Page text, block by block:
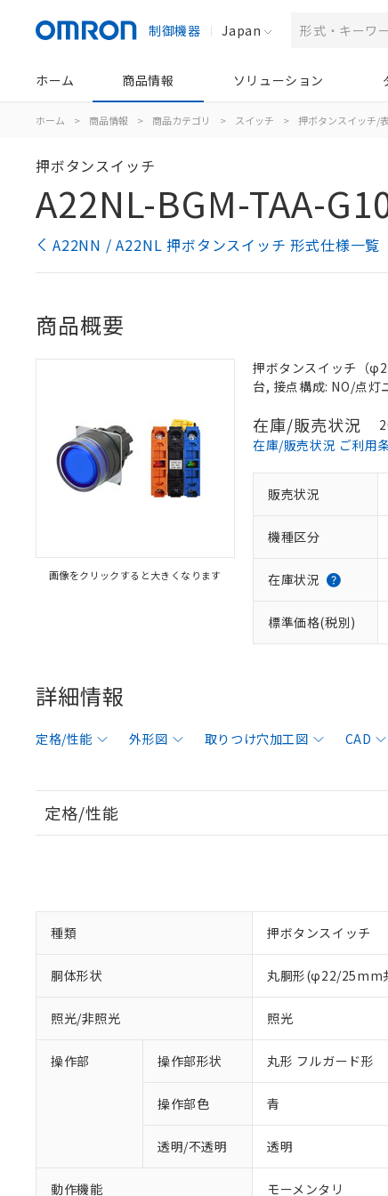
制御機器 Japan
ホーム 商品情報 ソリューション
ホーム > 商品情報 > 商品カテゴリ > スイッチ > 押ボタンスイッチ/
押ボタンスイッチ
A22NL-BGM-TAA-
A22NN / A22NL 押ボタンスイッチ 形式仕様一覧
商品概要
画像をクリックすると大きくなります
押ボタンスイッチ（
台, 接点構成: NO/点灯
在庫/販売状況
在庫/販売状況 ご利用
販売状況
機種区分
在庫状況
標準価格(税別)
詳細情報
定格/性能 外形図 取りつけ穴加工図 CAD
定格/性能
種類 押ボタンスイッチ
胴体形状 丸胴形(φ22/25mm
照光/非照光 照光
操作部 操作部形状 丸形 フルガード形
操作部色 青
透明/不透明 透明
動作機能 モーメンタリ